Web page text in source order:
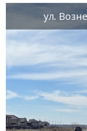
ул.